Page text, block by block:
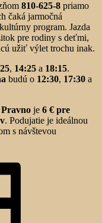
810-625-8 priamo
čaká jarmočná
program. Jazda
pre rodiny s deťmi,
užiť výlet trochu inak.
, 14:25 a 18:15.
budú o 12:30, 17:30 a
je 6 € pre
. Podujatie je ideálnou
s návštevou